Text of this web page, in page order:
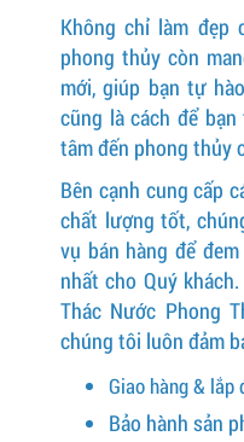
Không chỉ làm đẹp
phong thủy còn
mới, giúp bạn tự
cũng là cách để
tâm đến phong thủy
Bên cạnh cung cấp
chất lượng tốt,
vụ bán hàng để
nhất cho Quý
Thác Nước Phong
chúng tôi luôn đảm
Giao hàng & lắp
Bảo hành sản